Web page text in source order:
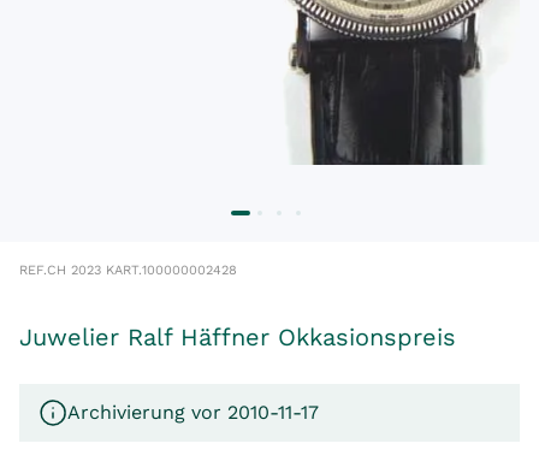
REF.CH 2023 KART.100000002428
Juwelier Ralf Häffner Okkasionspreis
Archivierung vor 2010-11-17